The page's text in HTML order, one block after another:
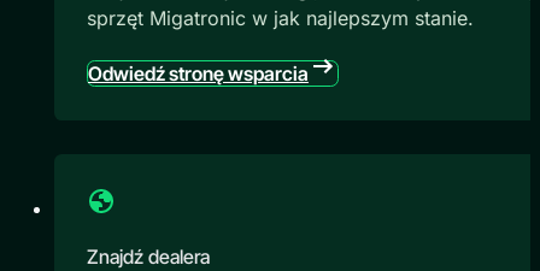
sprzęt Migatronic w jak najlepszym stanie.
Odwiedź stronę wsparcia
Znajdź dealera